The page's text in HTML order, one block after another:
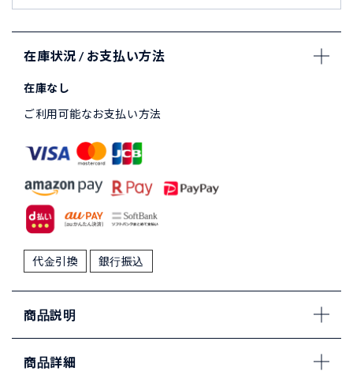
在庫状況 / お支払い方法
在庫なし
ご利用可能なお支払い方法
代金引換 銀行振込
商品説明
商品詳細